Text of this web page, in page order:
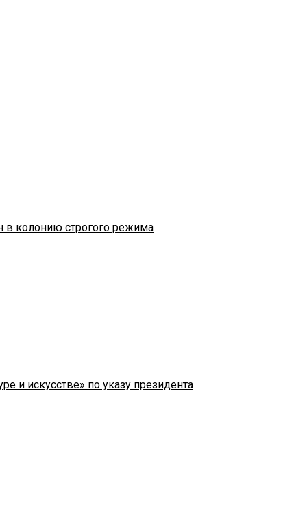
в колонию строгого режима
и искусстве» по указу президента